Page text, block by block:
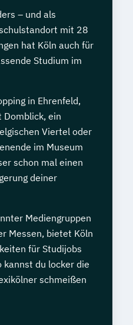
– und als
mit 28
hat Köln auch für
Studium im
in Ehrenfeld,
Domblick, ein
Viertel oder
im Museum
schon mal einen
deiner
Mediengruppen
Messen, bietet Köln
für Studijobs
kannst du locker die
schmeißen